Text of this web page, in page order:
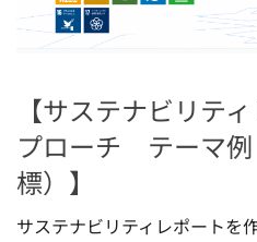
【サステナビリテ
プローチ テーマ例
標）】
サステナビリティレポートを